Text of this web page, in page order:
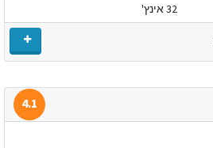
32 אינץ'
4.1